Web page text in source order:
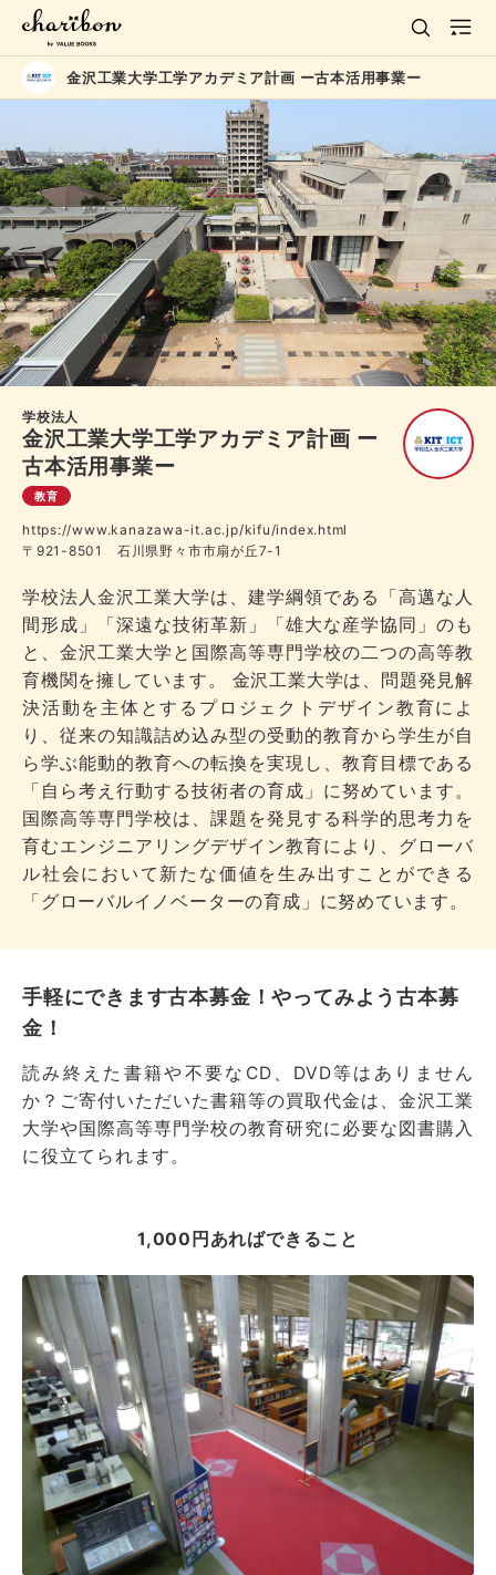
金沢工業大学工学アカデミア計画 ー古本活用事業ー
学校法人
金沢工業大学工学アカデミア計画 ー
古本活用事業ー
教育
https://www.kanazawa-it.ac.jp/kifu/index.html
〒921-8501 石川県野々市市扇が丘7-1
学校法人金沢工業大学は、建学綱領である「高邁な人
間形成」「深遠な技術革新」「雄大な産学協同」のも
と、金沢工業大学と国際高等専門学校の二つの高等教
育機関を擁しています。 金沢工業大学は、問題発見解
決活動を主体とするプロジェクトデザイン教育によ
り、従来の知識詰め込み型の受動的教育から学生が自
ら学ぶ能動的教育への転換を実現し、教育目標である
「自ら考え行動する技術者の育成」に努めています。
国際高等専門学校は、課題を発見する科学的思考力を
育むエンジニアリングデザイン教育により、グローバ
ル社会において新たな価値を生み出すことができる
「グローバルイノベーターの育成」に努めています。
手軽にできます古本募金！やってみよう古本募
金！
読み終えた書籍や不要なCD、DVD等はありません
か？ご寄付いただいた書籍等の買取代金は、金沢工業
大学や国際高等専門学校の教育研究に必要な図書購入
に役立てられます。
1,000円あればできること